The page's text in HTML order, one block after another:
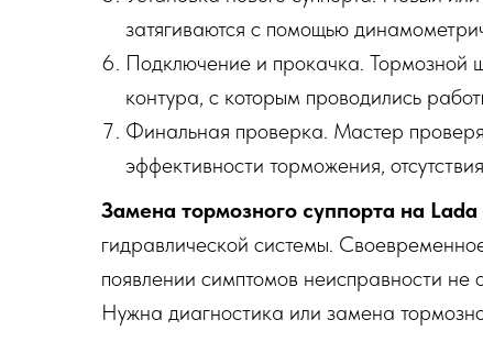
затягиваются с помощью
Подключение и прокачка. Тормозной
контура, с которым проводились
Финальная проверка. Мастер
эффективности торможения,
Замена тормозного суппорта на Lada
гидравлической системы.
появлении симптомов неисправности не
Нужна диагностика или замена